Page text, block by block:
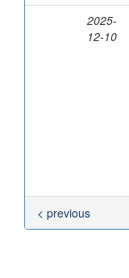
2025-
12-10
< previous